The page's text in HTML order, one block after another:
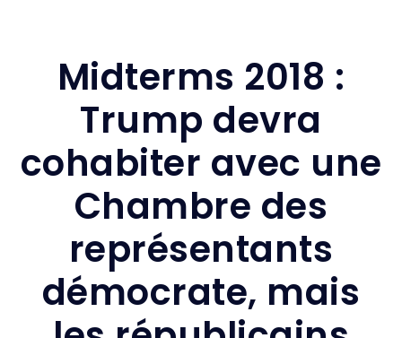
Midterms 2018 :
Trump devra
cohabiter avec une
Chambre des
représentants
démocrate, mais